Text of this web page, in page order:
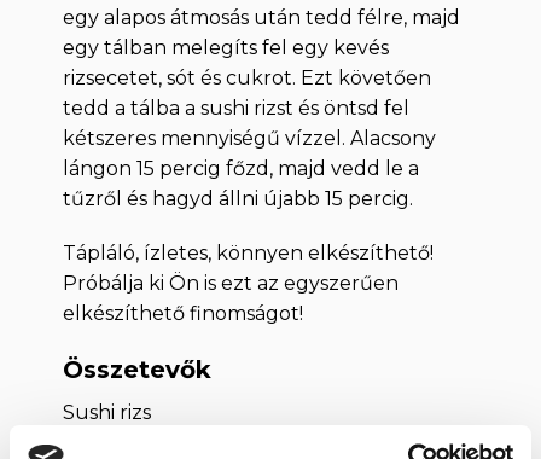
egy alapos átmosás után tedd félre, majd
egy tálban melegíts fel egy kevés
rizsecetet, sót és cukrot. Ezt követően
tedd a tálba a sushi rizst és öntsd fel
kétszeres mennyiségű vízzel. Alacsony
lángon 15 percig főzd, majd vedd le a
tűzről és hagyd állni újabb 15 percig.
Tápláló, ízletes, könnyen elkészíthető!
Próbálja ki Ön is ezt az egyszerűen
elkészíthető finomságot!
Összetevők
Sushi rizs